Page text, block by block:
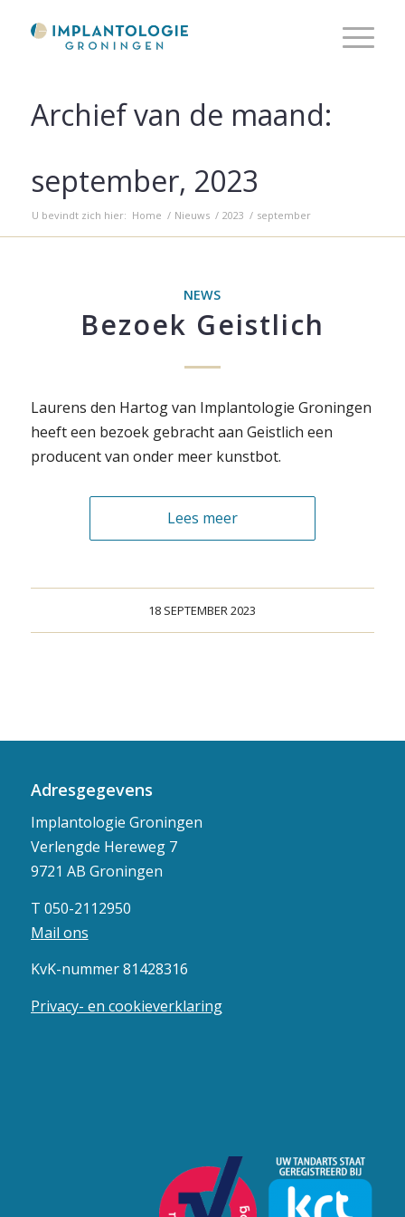
Archief van de maand:
september, 2023
U bevindt zich hier: Home / Nieuws / 2023 / september
NEWS
Bezoek Geistlich
Laurens den Hartog van Implantologie Groningen
heeft een bezoek gebracht aan Geistlich een
producent van onder meer kunstbot.
Lees meer
18 SEPTEMBER 2023
Adresgegevens
Implantologie Groningen
Verlengde Hereweg 7
9721 AB Groningen
T 050-2112950
Mail ons
KvK-nummer 81428316
Privacy- en cookieverklaring